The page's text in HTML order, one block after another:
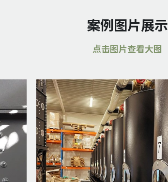
案例图片展示
点击图片查看大图